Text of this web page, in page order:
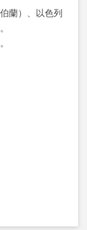
蘭）、以色列